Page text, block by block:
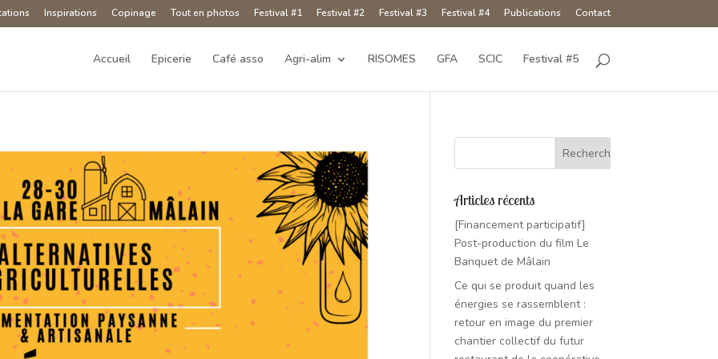
Inspirations Copinage Tout en photos Festival #1 Festival #2 Festival #3 Festival #4 Publications Contact
Accueil Epicerie Café asso Agri-alim RISOMES GFA SCIC Festival #5
Articles récents
[Financement participatif]
Post-production du film Le
Banquet de Mâlain
Ce qui se produit quand les
énergies se rassemblent :
retour en image du premier
chantier collectif du futur